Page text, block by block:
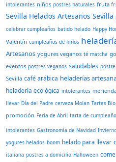
intolerantes niños postres naturales fruta
Sevilla Helados Artesanos Sevilla
celebrar cumpleaños batido helado Happy
Valentín cumpleaños de niños
Artesanos yogures veganos té matcha
eventos postres veganos saludables
Sevilla café arábica heladerías
heladería ecológica intolerantes
llevar Día del Padre cerveza Molan Tartas
promoción Feria de Abril tarta de
intolerantes Gastronomía de Navidad
yogures helados boom helado para llevar
italiana postres a domicilio Halloween